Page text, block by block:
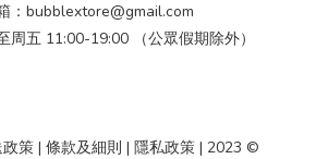
：bubblextore@gmail.com
周五 11:00-19:00 （公眾假期除外）
策 | 條款及細則 | 隱私政策 | 2023 ©